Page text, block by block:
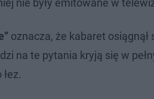
nie były emitowane w
oznacza, że kabaret
na te pytania kryją się w